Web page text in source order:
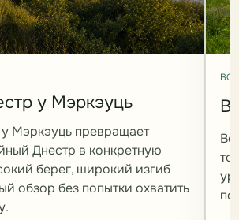
у Мэркэуць
Мэркэуць превращает
Днестр в конкретную
берег, широкий изгиб
обзор без попытки охватить